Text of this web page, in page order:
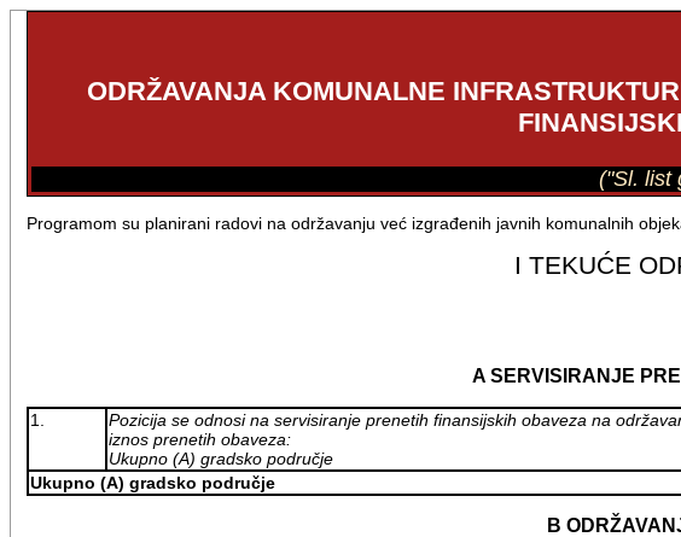
ODRŽAVANJA KOMUNALNE
("Sl. list
Programom su planirani radovi na održavanju već izgrađenih javnih komunalnih
I TEKUĆE
A SERVISIRANJE
1.
Pozicija se odnosi na servisiranje prenetih finansijskih obaveza na
iznos prenetih obaveza:
Ukupno (A) gradsko područje
Ukupno (A) gradsko područje
B